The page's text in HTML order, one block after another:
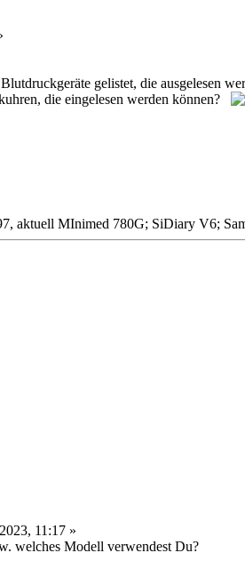
gelistet, die ausgelesen
die eingelesen werden können?
aktuell MInimed 780G; SiDiary V6;
11:17 »
welches Modell verwendest Du?